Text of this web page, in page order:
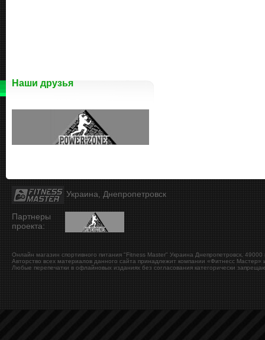
Наши друзья
Украина, Днепропетровск
Партнеры
проекта:
Онлайн магазин спортивного питания "Fitness Master" Украина Днепропетровск 49000
Авторство всех материалов данного сайта принадлежит компании «Фитнесс Мастер»
Любые перепечатки в офлайновых изданиях без согласования категорически